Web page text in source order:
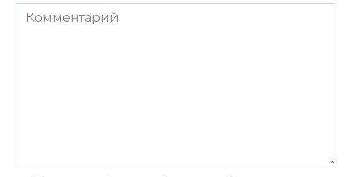
Комментарий